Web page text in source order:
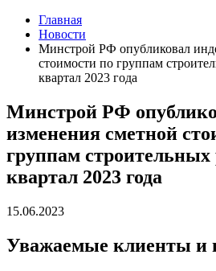
Главная
Новости
Минстрой РФ опубликовал
стоимости по группам
квартал 2023 года
Минстрой РФ
изменения сметной
группам строительных
квартал 2023 года
15.06.2023
Уважаемые клиенты и